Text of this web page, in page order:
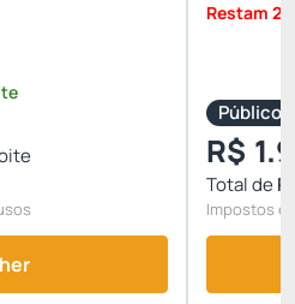
Restam 2
Público
R$
Total de
Impostos e